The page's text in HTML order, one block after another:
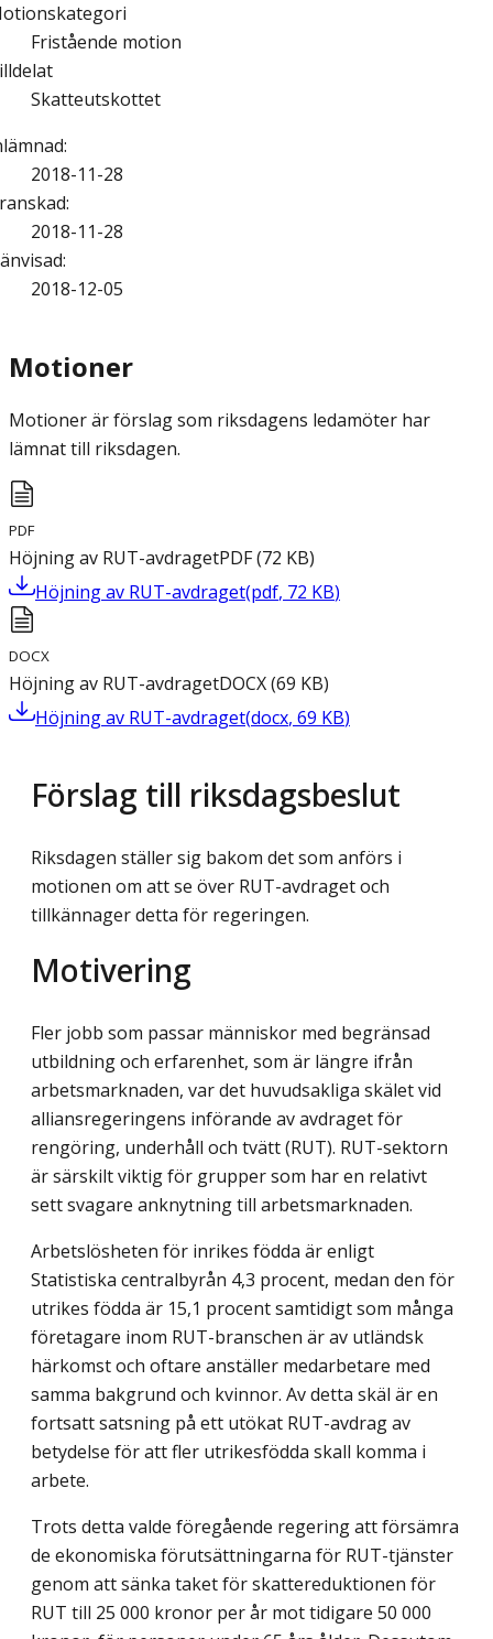
Fristående motion
Skatteutskottet
:
2018-11-28
:
2018-11-28
:
2018-12-05
Motioner
Motioner är förslag som riksdagens ledamöter har
lämnat till riksdagen.
PDF
Höjning av RUT-avdragetPDF(72 KB)
Höjning av RUT-avdraget(pdf, 72 KB)
DOCX
Höjning av RUT-avdragetDOCX(69 KB)
Höjning av RUT-avdraget(docx, 69 KB)
Förslag till riksdagsbeslut
Riksdagen ställer sig bakom det som anförs i
motionen om att se över RUT-avdraget och
tillkännager detta för regeringen.
Motivering
Fler jobb som passar människor med begränsad
utbildning och erfarenhet, som är längre ifrån
arbetsmarknaden, var det huvudsakliga skälet vid
alliansregeringens införande av avdraget för
rengöring, underhåll och tvätt (RUT). RUT-sektorn
är särskilt viktig för grupper som har en relativt
sett svagare anknytning till arbetsmarknaden.
Arbetslösheten för inrikes födda är enligt
Statistiska centralbyrån 4,3 procent, medan den för
utrikes födda är 15,1 procent samtidigt som många
företagare inom RUT-branschen är av utländsk
härkomst och oftare anställer medarbetare med
samma bakgrund och kvinnor. Av detta skäl är en
fortsatt satsning på ett utökat RUT-avdrag av
betydelse för att fler utrikesfödda skall komma i
arbete.
Trots detta valde föregående regering att försämra
de ekonomiska förutsättningarna för RUT-tjänster
genom att sänka taket för skattereduktionen för
RUT till 25 000 kronor per år mot tidigare 50 000